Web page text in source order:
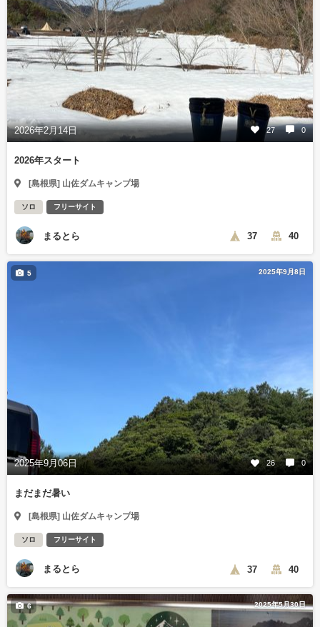
2026年2月14日 27 0
2026年スタート
[島根県] 山佐ダムキャンプ場
ソロ フリーサイト
まるとら 37 40
2025年9月8日
2025年9月06日 26 0
5
まだまだ暑い
[島根県] 山佐ダムキャンプ場
ソロ フリーサイト
まるとら 37 40
2025年5月30日
6